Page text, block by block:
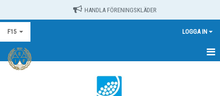
HANDLA FÖRENINGSKLÄDER
F15 LOGGA IN
HEM